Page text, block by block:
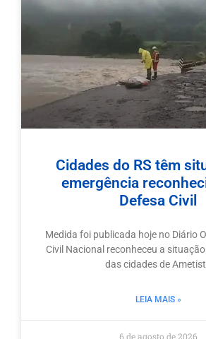
Cidades do RS têm
emergência
Defesa Civil
Medida foi publicada hoje no Diário
Civil Nacional reconheceu a
das cidades de
LEIA MAIS »
6 de agosto de 2026